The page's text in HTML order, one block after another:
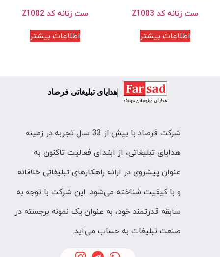
ست زنانه کد Z1003
اطلاعات بیشتر
ست زنانه کد Z1002
اطلاعات بیشتر
هدایای تبلیغاتی فرصاد
شرکت فرصاد با بیش از 33 سال تجربه در زمینه
هدایای تبلیغاتی، از ابتدای فعالیت تاکنون به
عنوان پیشروی در ارائه راهکارهای تبلیغاتی خلاقانه
و با کیفیت شناخته می‌شود. این شرکت با توجه به
سابقه قدرتمند خود، به عنوان یک نمونه برجسته در
صنعت تبلیغات به حساب می‌آید.